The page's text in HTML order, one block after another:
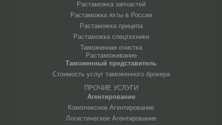
Растаможка запчастей
Растаможка яхты в России
Растаможка прицепа
Растаможка спецтехники
Таможенная очистка
Растаможивание
Таможенный представитель
Стоимость услуг таможенного брокера
ПРОЧИЕ УСЛУГИ
Агентирование
Комплексное Агентирование
Логистическое Агентирование